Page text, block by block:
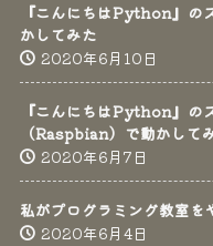
『こんにちはPython』の
かしてみた
2020年6月10日
『こんにちはPython』の
（Raspbian）で動かして
2020年6月7日
私がプログラミング教室を
2020年6月4日